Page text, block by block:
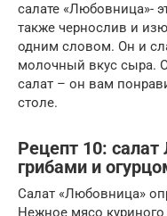
салате «Любовница»-
также чернослив и
одним словом. Он и
молочный вкус сыра.
салат – он вам
столе.
Рецепт 10:
грибами и
Салат «Любовница»
Нежное мясо